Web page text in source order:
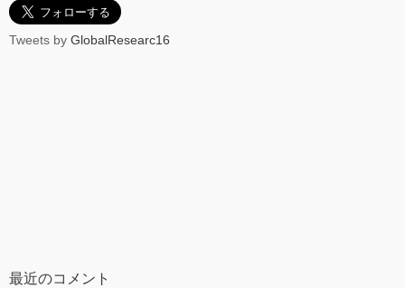
Tweets by GlobalResearc16
最近のコメント